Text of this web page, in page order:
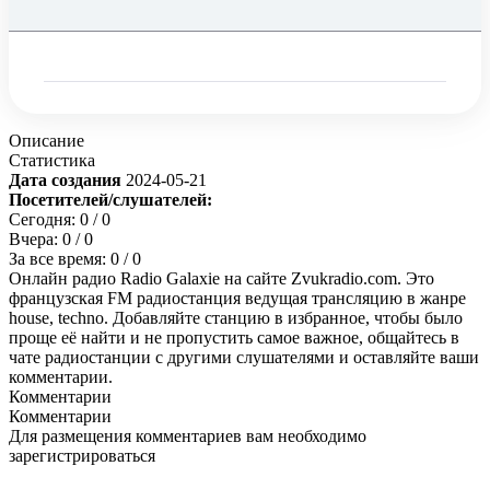
Описание
Статистика
Дата создания 2024-05-21
Посетителей/слушателей:
Сегодня: 0 / 0
Вчера: 0 / 0
За все время: 0 / 0
Онлайн радио Radio Galaxie на сайте Zvukradio.com. Это
французская FM радиостанция ведущая трансляцию в жанре
house, techno. Добавляйте станцию в избранное, чтобы было
проще её найти и не пропустить самое важное, общайтесь в
чате радиостанции с другими слушателями и оставляйте ваши
комментарии.
Комментарии
Комментарии
Для размещения комментариев вам необходимо
зарегистрироваться